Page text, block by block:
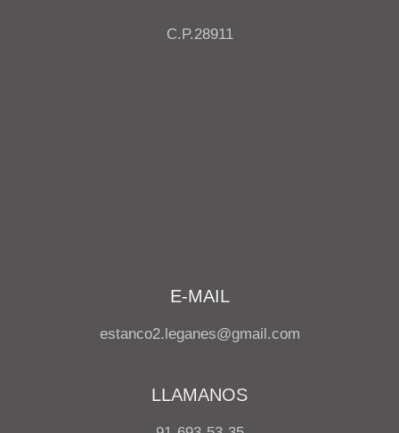
C.P.28911
E-MAIL
estanco2.leganes@gmail.com
LLAMANOS